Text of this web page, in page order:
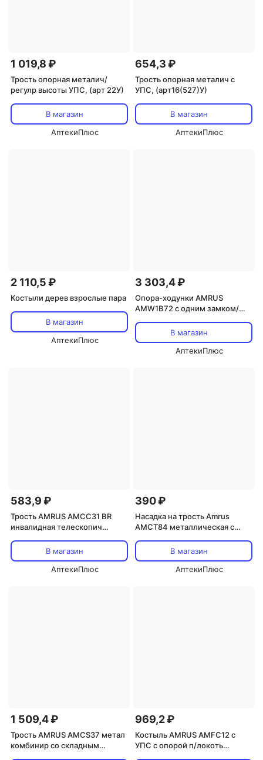
1 019,8 ₽
Трость опорная металич/
регулр высоты УПС, (арт 22У)
В магазин
АптекиПлюс
654,3 ₽
Трость опорная металич с
УПС, (арт16(527)У)
В магазин
АптекиПлюс
2 110,5 ₽
Костыли дерев взрослые пара
В магазин
АптекиПлюс
3 303,4 ₽
Опора-ходунки AMRUS
AMW1B72 с одним замком/
В магазин
АптекиПлюс
583,9 ₽
Трость AMRUS AMCC31 BR
инвалидная телескопич
В магазин
АптекиПлюс
390 ₽
Насадка на трость Amrus
АМСТ84 металлическая с
В магазин
АптекиПлюс
1 509,4 ₽
Трость AMRUS AMCS37 метал
комбинир со складным
969,2 ₽
Костыль AMRUS AMFC12 с
УПС с опорой п/локоть